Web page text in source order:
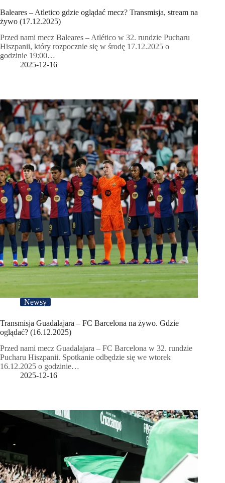
Baleares – Atletico gdzie oglądać mecz? Transmisja, stream na
żywo (17.12.2025)
Przed nami mecz Baleares – Atlético w 32. rundzie Pucharu
Hiszpanii, który rozpocznie się w środę 17.12.2025 o
godzinie 19:00…
2025-12-16
Newsy
Transmisja Guadalajara – FC Barcelona na żywo. Gdzie
oglądać? (16.12.2025)
Przed nami mecz Guadalajara – FC Barcelona w 32. rundzie
Pucharu Hiszpanii. Spotkanie odbędzie się we wtorek
16.12.2025 o godzinie…
2025-12-16